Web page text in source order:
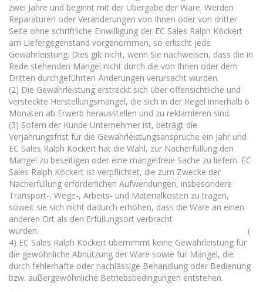
zwei Jahre und beginnt mit der Übergabe der Ware. Werden
Reparaturen oder Veränderungen von Ihnen oder von dritter
Seite ohne schriftliche Einwilligung der EC Sales Ralph Köckert
am Liefergegenstand vorgenommen, so erlischt jede
Gewährleistung. Dies gilt nicht, wenn Sie nachweisen, dass die in
Rede stehenden Mängel nicht durch die von Ihnen oder dem
Dritten durchgeführten Änderungen verursacht wurden.
(2) Die Gewährleistung erstreckt sich über offensichtliche und
versteckte Herstellungsmängel, die sich in der Regel innerhalb 6
Monaten ab Erwerb herausstellen und zu reklamieren sind.
(3) Sofern der Kunde Unternehmer ist, beträgt die
Verjährungsfrist für die Gewährleistungsansprüche ein Jahr und
EC Sales Ralph Köckert hat die Wahl, zur Nacherfüllung den
Mangel zu beseitigen oder eine mangelfreie Sache zu liefern. EC
Sales Ralph Köckert ist verpflichtet, die zum Zwecke der
Nacherfüllung erforderlichen Aufwendungen, insbesondere
Transport-, Wege-, Arbeits- und Materialkosten zu tragen,
soweit sie sich nicht dadurch erhöhen, dass die Ware an einen
anderen Ort als den Erfüllungsort verbracht
wurden. (
4) EC Sales Ralph Köckert übernimmt keine Gewährleistung für
die gewöhnliche Abnutzung der Ware sowie für Mängel, die
durch fehlerhafte oder nachlässige Behandlung oder Bedienung
bzw. außergewöhnliche Betriebsbedingungen entstehen.